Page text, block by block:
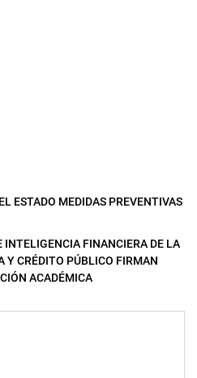
ESTADO MEDIDAS PREVENTIVAS
INTELIGENCIA FINANCIERA DE LA
Y CRÉDITO PÚBLICO FIRMAN
ACADÉMICA